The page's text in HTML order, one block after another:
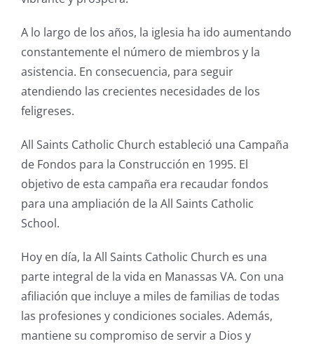
A lo largo de los años, la iglesia ha ido aumentando
constantemente el número de miembros y la
asistencia. En consecuencia, para seguir
atendiendo las crecientes necesidades de los
feligreses.
All Saints Catholic Church estableció una Campaña
de Fondos para la Construcción en 1995. El
objetivo de esta campaña era recaudar fondos
para una ampliación de la All Saints Catholic
School.
Hoy en día, la All Saints Catholic Church es una
parte integral de la vida en Manassas VA. Con una
afiliación que incluye a miles de familias de todas
las profesiones y condiciones sociales. Además,
mantiene su compromiso de servir a Dios y